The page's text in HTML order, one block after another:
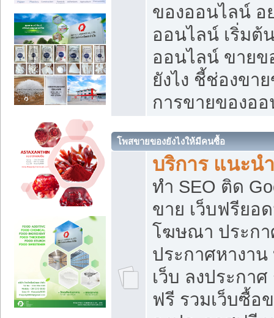
ของออนไลน์ อ
ออนไลน์ เริ่มต้
ออนไลน์ ขายข
ยังไง ชี้ช่องขา
การขายของอ
โพสขายของยังไงให้มีคนซื้อ
บริการ แนะน
ทำ SEO ติด
ขาย เว็บฟรียอ
โฆษณา ประกา
ประกาศหางา
เว็บ ลงประกา
ฟรี รวมเว็บซื้อ